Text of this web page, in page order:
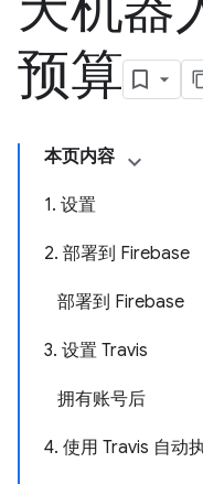
预算
本页内容
1. 设置
2. 部署到 Firebase
部署到 Firebase
3. 设置 Travis
拥有账号后
4. 使用 Travis 自动